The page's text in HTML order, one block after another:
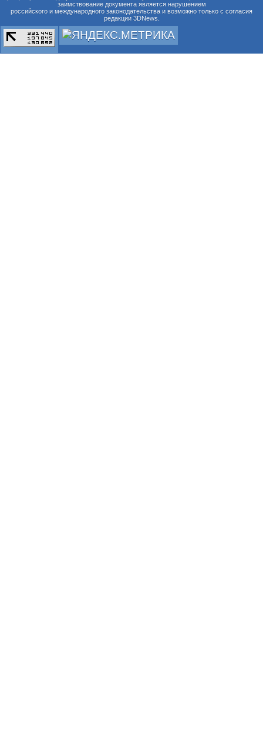
заимствование документа является нарушением
российского и международного законодательства и возможно только с согласия
редакции 3DNews.